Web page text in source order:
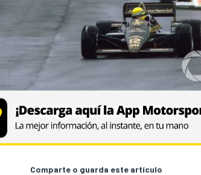
Comparte o guarda este artículo